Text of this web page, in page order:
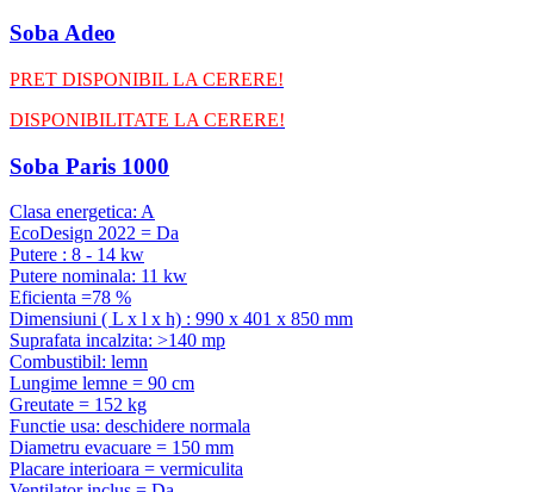
Soba Adeo
PRET DISPONIBIL LA CERERE!
DISPONIBILITATE LA CERERE!
Soba Paris 1000
Clasa energetica: A
EcoDesign 2022 = Da
Putere : 8 - 14 kw
Putere nominala: 11 kw
Eficienta =78 %
Dimensiuni ( L x l x h) : 990 x 401 x 850 mm
Suprafata incalzita: >140 mp
Combustibil: lemn
Lungime lemne = 90 cm
Greutate = 152 kg
Functie usa: deschidere normala
Diametru evacuare = 150 mm
Placare interioara = vermiculita